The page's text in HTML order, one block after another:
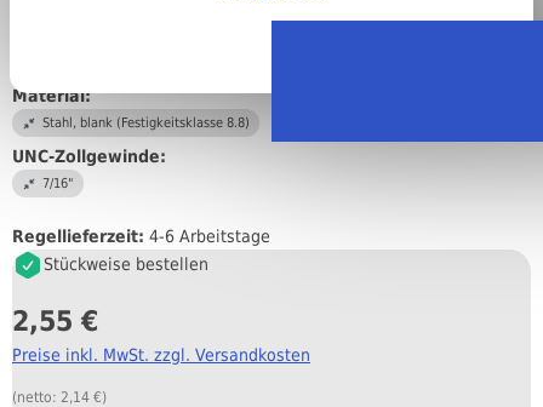
Material:
Stahl, blank (Festigkeitsklasse 8.8)
UNC-Zollgewinde:
7/16"
Regellieferzeit: 4-6 Arbeitstage
Stückweise bestellen
2,55 €
Preise inkl. MwSt. zzgl. Versandkosten
(netto: 2,14 €)